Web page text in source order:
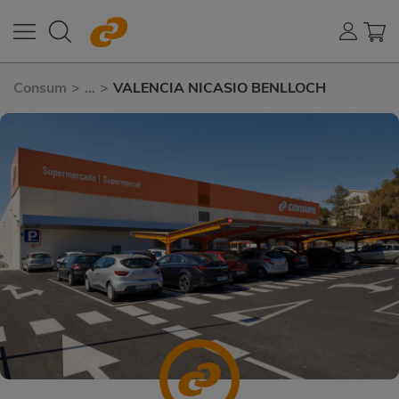
Consum > ... > VALENCIA NICASIO BENLLOCH